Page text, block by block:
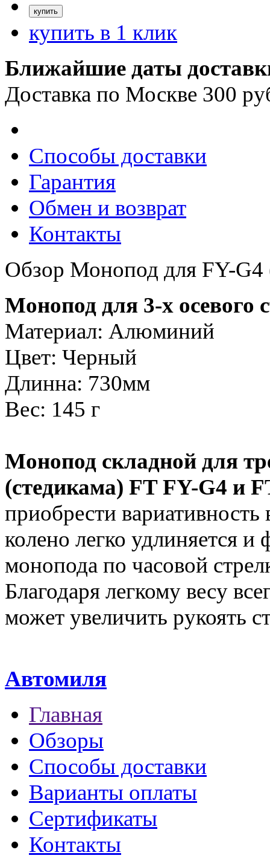
купить в 1 клик
Ближайшие даты
Доставка по Москве 300
Способы доставки
Гарантия
Обмен и возврат
Контакты
Обзор Монопод для FY-G4
Монопод для 3-х осевого
Материал: Алюминий
Цвет: Черный
Длинна: 730мм
Вес: 145 г
Монопод складной для
(стедикама) FT FY-G4 и
приобрести
колено легко удлиняется
монопода по часовой
Благодаря легкому весу
может увеличить рукоять
Автомиля
Главная
Обзоры
Способы доставки
Варианты оплаты
Сертификаты
Контакты